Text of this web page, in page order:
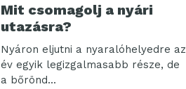
Mit csomagolj a nyári
utazásra?
Nyáron eljutni a nyaralóhelyedre az
év egyik legizgalmasabb része, de
a bőrönd...